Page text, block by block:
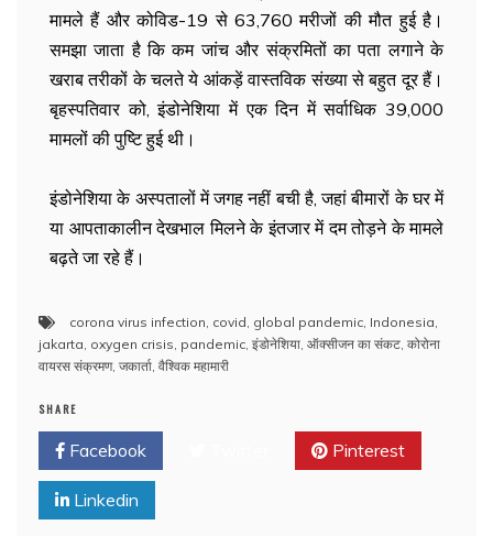
मामले हैं और कोविड-19 से 63,760 मरीजों की मौत हुई है।
समझा जाता है कि कम जांच और संक्रमितों का पता लगाने के
खराब तरीकों के चलते ये आंकड़ें वास्तविक संख्या से बहुत दूर हैं।
बृहस्पतिवार को, इंडोनेशिया में एक दिन में सर्वाधिक 39,000
मामलों की पुष्टि हुई थी।
इंडोनेशिया के अस्पतालों में जगह नहीं बची है, जहां बीमारों के घर में
या आपताकालीन देखभाल मिलने के इंतजार में दम तोड़ने के मामले
बढ़ते जा रहे हैं।
corona virus infection, covid, global pandemic, Indonesia,
jakarta, oxygen crisis, pandemic, इंडोनेशिया, ऑक्सीजन का संकट, कोरोना
वायरस संक्रमण, जकार्ता, वैश्विक महामारी
SHARE
Facebook Pinterest
Linkedin